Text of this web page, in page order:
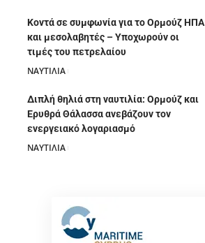
Κοντά σε συμφωνία για το Ορμούζ ΗΠΑ
και μεσολαβητές – Υποχωρούν οι
τιμές του πετρελαίου
ΝΑΥΤΙΛΙΑ
Διπλή θηλιά στη ναυτιλία: Ορμούζ και
Ερυθρά Θάλασσα ανεβάζουν τον
ενεργειακό λογαριασμό
ΝΑΥΤΙΛΙΑ